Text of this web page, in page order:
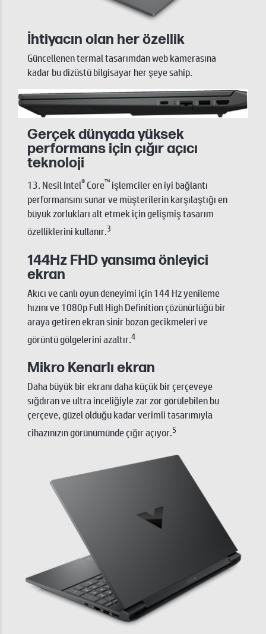
İhtiyacın olan her özellik
Güncellenen termal tasarımdan web kamerasına
kadar bu dizüstü bilgisayar her şeye sahip.
Gerçek dünyada yüksek
performans için çığır açıcı
teknoloji
13. Nesil Intel® Core™ işlemciler en iyi bağlantı
performansını sunar ve müşterilerin karşılaştığı en
büyük zorlukları alt etmek için gelişmiş tasarım
özelliklerini kullanır.3
144Hz FHD yansıma önleyici
ekran
Akıcı ve canlı oyun deneyimi için 144 Hz yenileme
hızını ve 1080p Full High Definition çözünürlüğü bir
araya getiren ekran sinir bozan gecikmeleri ve
görüntü gölgelerini azaltır.4
Mikro Kenarlı ekran
Daha büyük bir ekranı daha küçük bir çerçeveye
sığdıran ve ultra inceliğiyle zar zor görülebilen bu
çerçeve, güzel olduğu kadar verimli tasarımıyla
cihazınızın görünümünde çığır açıyor.5